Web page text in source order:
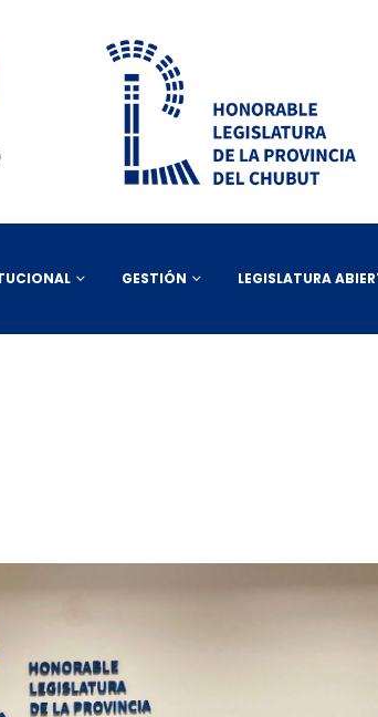
GESTIÓN LEGISLATURA